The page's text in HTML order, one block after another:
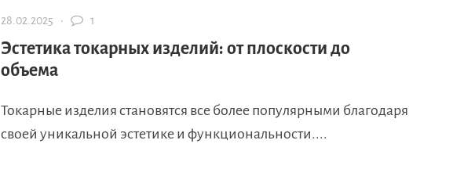
28.02.2025 · 1
Эстетика токарных изделий: от плоскости до
объема
Токарные изделия становятся все более популярными благодаря
своей уникальной эстетике и функциональности....